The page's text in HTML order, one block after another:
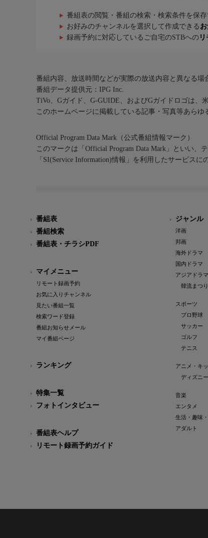
番組表の閲覧・番組の検索・検索条件を保
お好みのチャンネルを選択して作成できる
録画予約に対応しているご自宅のSTBへの
番組内容、放送時間などが実際の放送内容と異なる場
番組データ提供元：IPG Inc.
TiVo、Gガイド、G-GUIDE、およびGガイドロゴは、
このホームページに掲載している記事・写真等あらゆ
Official Program Data Mark（公式番組情報マーク）
このマークは「Official Program Data Mark」といい、
「SI(Service Information)情報」を利用したサービスに
番組表
番組検索
番組表・チラシPDF
マイメニュー
リモート録画予約
お気に入りチャンネル
見たい番組一覧
検索ワード登録
番組お知らせメール
マイ番組ページ
ランキング
特集一覧
フォトインタビュー
番組表ヘルプ
リモート録画予約ガイド
ジャンル
洋画
邦画
海外ドラマ
国内ドラマ
アジアドラマ
韓流まつり
スポーツ
プロ野球
サッカー
ゴルフ
テニス
アニメ・キ
ディズニー
音楽
エンタメ
生活・趣味
アダルト